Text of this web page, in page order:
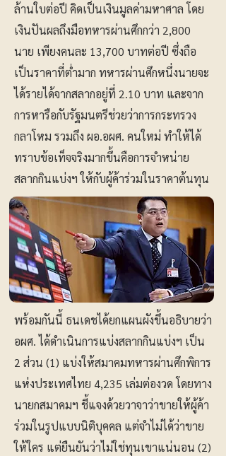
ล้านใบต่อปี คิดเป็นเงินมูลค่ามหาศาล โดย
เงินปันผลถึงมือทหารผ่านศึกกว่า 2,800
นาย เพียงคนละ 13,700 บาทต่อปี ซึ่งถือ
เป็นราคาที่ต่ำมาก ทหารผ่านศึกหนึ่งนายจะ
ได้รายได้จากสลากอยู่ที่ 2.10 บาท และจาก
การหารือกับรัฐมนตรีช่วยว่าการกระทรวง
กลาโหม รวมถึง ผอ.อผศ. คนใหม่ ทำให้ได้
ทราบข้อเท็จจริงมากขึ้นคือการจำหน่าย
สลากกินแบ่งฯ ให้กับผู้ค้าร่วมในราคาต้นทุน
พร้อมกันนี้ ธนเดชได้ยกแผนผังขึ้นอธิบายว่า
อผศ. ได้ดำเนินการแบ่งสลากกินแบ่งฯ เป็น
2 ส่วน (1) แบ่งให้สมาคมทหารผ่านศึกพิการ
แห่งประเทศไทย 4,235 เล่มต่องวด โดยทาง
นายกสมาคมฯ ชี้แจงด้วยวาจาว่าขายให้ผู้ค้า
ร่วมในรูปแบบนิติบุคคล แต่จำไม่ได้ว่าขาย
ให้ใคร แต่ยืนยันว่าไม่ใช่ทุนเขาแน่นอน (2)